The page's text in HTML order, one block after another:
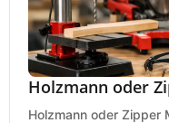
Holzmann oder
Holzmann oder Zipper